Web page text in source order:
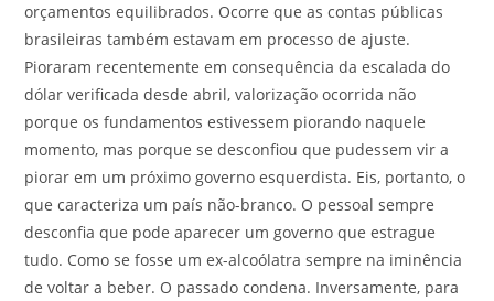
orçamentos equilibrados. Ocorre que as contas públicas
brasileiras também estavam em processo de ajuste.
Pioraram recentemente em consequência da escalada do
dólar verificada desde abril, valorização ocorrida não
porque os fundamentos estivessem piorando naquele
momento, mas porque se desconfiou que pudessem vir a
piorar em um próximo governo esquerdista. Eis, portanto, o
que caracteriza um país não-branco. O pessoal sempre
desconfia que pode aparecer um governo que estrague
tudo. Como se fosse um ex-alcoólatra sempre na iminência
de voltar a beber. O passado condena. Inversamente, para